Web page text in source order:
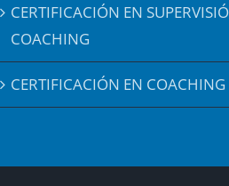
CERTIFICACIÓN EN
COACHING
CERTIFICACIÓN EN COACHING